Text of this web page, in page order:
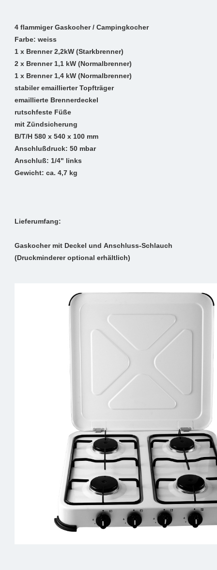
4 flammiger Gaskocher / Campingkocher
Farbe: weiss
1 x Brenner 2,2kW (Starkbrenner)
2 x Brenner 1,1 kW (Normalbrenner)
1 x Brenner 1,4 kW (Normalbrenner)
stabiler emaillierter Topfträger
emaillierte Brennerdeckel
rutschfeste Füße
mit Zündsicherung
B/T/H 580 x 540 x 100 mm
Anschlußdruck: 50 mbar
Anschluß: 1/4" links
Gewicht: ca. 4,7 kg
Lieferumfang:
Gaskocher mit Deckel und Anschluss-Schlauch
(Druckminderer optional erhältlich)